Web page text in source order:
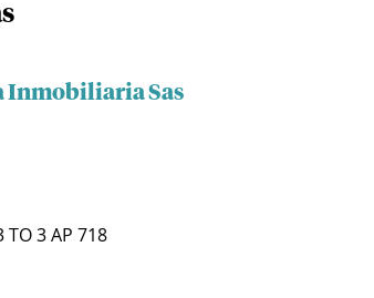
Inmobiliaria Sas
TO 3 AP 718